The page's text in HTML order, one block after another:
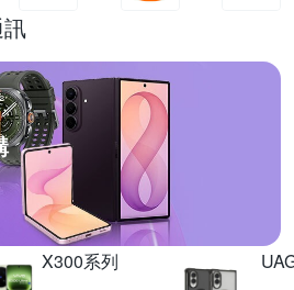
X300系列